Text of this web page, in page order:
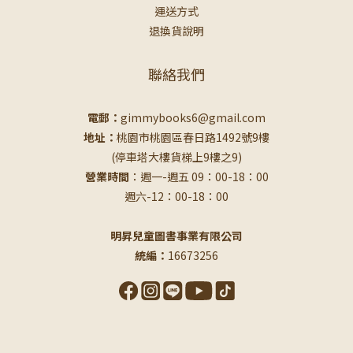
運送方式
退換貨說明
聯絡我們
電郵： gimmybooks6@gmail.com
地址： 桃園市桃園區春日路1492號9樓
(停車塔大樓貨梯上9樓之9)
營業時間 ：週一-週五 09：00-18：00
週六-12：00-18：00
明昇兒童圖書事業有限公司
統編： 16673256